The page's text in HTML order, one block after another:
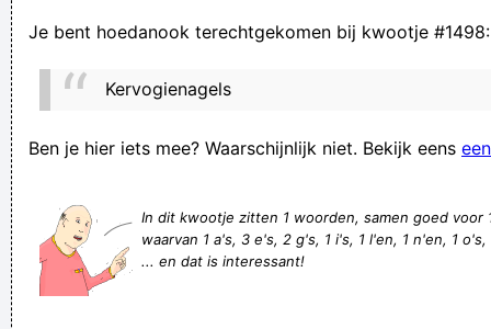
Werkte je bij Adecco?/Als ik teveel vraag, zeg maar. Wil je nt
wandelen Een Vlaams frietkot moet uitgebaat worden in een
Er brandt licht achter de toog, maar de deur zit op slot ... Ze
pikken niet.
Wie met mensen om gaat als pionnen, ziet spoedig dat zijn
Je bent hoedanook terechtgekomen bij kwootje #1498:
Kervogienagels
Ben je hier iets mee? Waarschijnlijk niet. Bekijk eens
In dit kwootje zitten 1 woorden, samen goed voor
waarvan 1 a's, 3 e's, 2 g's, 1 i's, 1 l'en, 1 n'en, 1
... en dat is interessant!